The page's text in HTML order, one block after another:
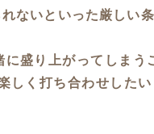
ないといった厳しい
盛り上がってしまう
しく打ち合わせした